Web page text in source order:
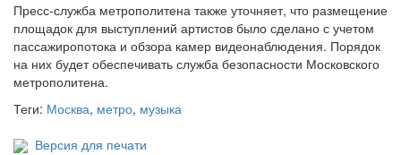
Пресс-служба метрополитена также уточняет, что размещение
площадок для выступлений артистов было сделано с учетом
пассажиропотока и обзора камер видеонаблюдения. Порядок
на них будет обеспечивать служба безопасности Московского
метрополитена.
Теги: Москва, метро, музыка
Версия для печати